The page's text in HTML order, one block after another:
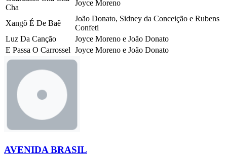
Cha
Joyce Moreno
Xangô É De Baê
João Donato, Sidney da Conceição e Rubens
Confeti
Luz Da Canção
Joyce Moreno e João Donato
E Passa O Carrossel Joyce Moreno e João Donato
AVENIDA BRASIL